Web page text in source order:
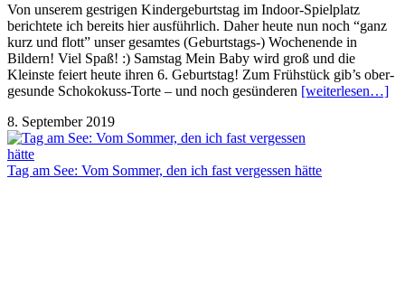
Von unserem gestrigen Kindergeburtstag im Indoor-Spielplatz
berichtete ich bereits hier ausführlich. Daher heute nun noch “ganz
kurz und flott” unser gesamtes (Geburtstags-) Wochenende in
Bildern! Viel Spaß! :) Samstag Mein Baby wird groß und die
Kleinste feiert heute ihren 6. Geburtstag! Zum Frühstück gib’s ober-
gesunde Schokokuss-Torte – und noch gesünderen [weiterlesen…]
8. September 2019
Tag am See: Vom Sommer, den ich fast vergessen hätte